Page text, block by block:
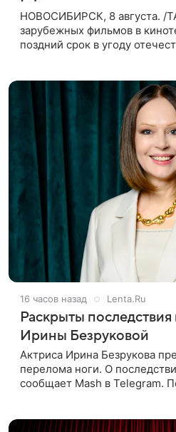
НОВОСИБИРСК, 8 августа. /
зарубежных фильмов в
поздний срок в угоду
16 часов назад Lenta.Ru
Раскрыты
Ирины Безруковой
Актриса Ирина Безрукова
перелома ноги. О
сообщает Mash в Telegram.